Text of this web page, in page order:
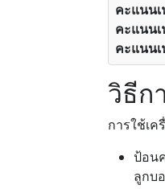
คะแนน
คะแนน
คะแนนเ
วิธีก
การใช้เ
ป้อน
ลูกบ